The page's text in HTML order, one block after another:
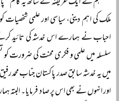
ملک کی اہم دینی، سیاسی اور علمی
احباب نے ہمارے اس خدشہ کی تائید
سلسلہ میں علمی و فکری محنت کی ضرورت
میں یہ خدشہ سابق صدر پاکستان جناب محمد
اور انہوں نے بھی اس پر صاد فرمایا۔